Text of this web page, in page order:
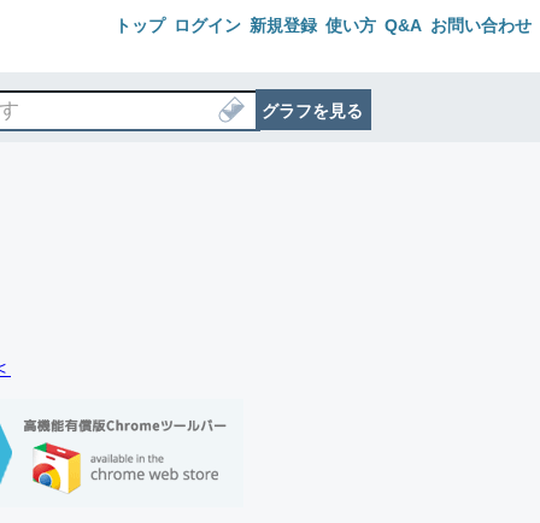
トップ ログイン 新規登録 使い方 Q&A お問い合わせ
グラフを見る